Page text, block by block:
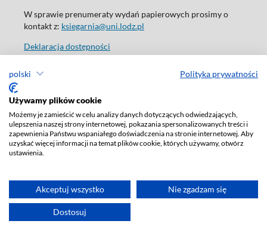
polski Polityka prywatności
Używamy plików cookie
Możemy je zamieścić w celu analizy danych dotyczących odwiedzających,
ulepszenia naszej strony internetowej, pokazania spersonalizowanych treści i
zapewnienia Państwu wspaniałego doświadczenia na stronie internetowej. Aby
uzyskać więcej informacji na temat plików cookie, których używamy, otwórz
ustawienia.
Akceptuj wszystko Nie zgadzam się
Dostosuj
W sprawie prenumeraty wydań papierowych prosimy o
kontakt z: ksiegarnia@uni.lodz.pl
Deklaracja dostępności